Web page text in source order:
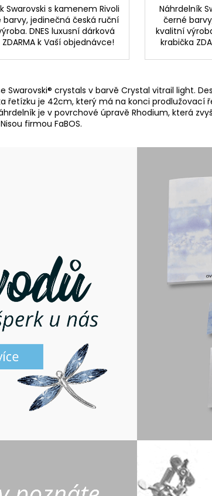
Swarovski s kamenem Rivoli
barvy, jedinečná česká ruční
DNES luxusní dárková
k Vaší objednávce!
Náhrdelník
černé
kvalitní
krabička
Swarovski® crystals v barvě Crystal vitrail light.
řetízku je 42cm, který má na konci
je v povrchové úpravě Rhodium, která
firmou FaBOS.